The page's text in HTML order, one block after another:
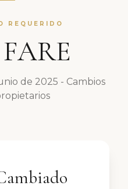
REQUERIDO
de 2025 - Cambios